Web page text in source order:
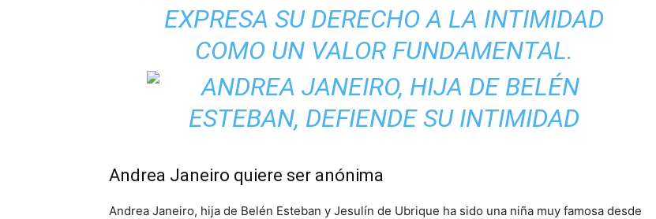
Mundo
EXPRESA SU DERECHO A LA INTIMIDAD
COMO UN VALOR FUNDAMENTAL.
Andrea Janeiro quiere ser anónima
Andrea Janeiro, hija de Belén Esteban y Jesulín de Ubrique ha sido una niña muy famosa desde